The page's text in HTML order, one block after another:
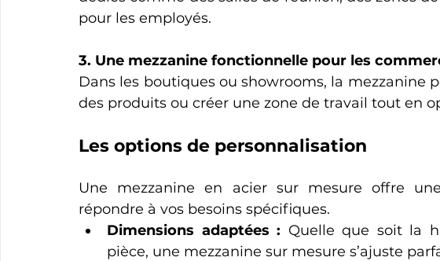
pour les employés.
3. Une mezzanine fonctionnelle pour les
Dans les boutiques ou showrooms, la mezzanine
des produits ou créer une zone de travail tout en
Les options de personnalisation
Une mezzanine en acier sur mesure offre
répondre à vos besoins spécifiques.
Dimensions adaptées : Quelle que soit la
pièce, une mezzanine sur mesure s’ajuste